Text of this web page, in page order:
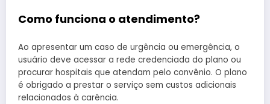
Como funciona o atendimento?
Ao apresentar um caso de urgência ou emergência, o
usuário deve acessar a rede credenciada do plano ou
procurar hospitais que atendam pelo convênio. O plano
é obrigado a prestar o serviço sem custos adicionais
relacionados à carência.